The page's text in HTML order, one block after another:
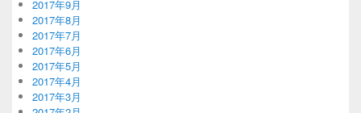
2017年9月
2017年8月
2017年7月
2017年6月
2017年5月
2017年4月
2017年3月